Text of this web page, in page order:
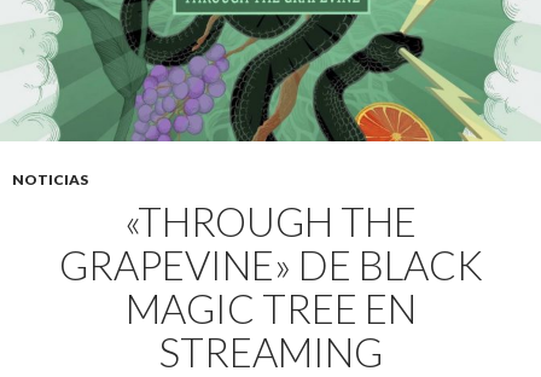
NOTICIAS
«THROUGH THE
GRAPEVINE» DE BLACK
MAGIC TREE EN
STREAMING